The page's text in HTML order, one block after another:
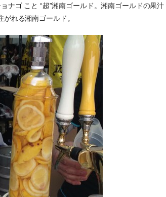
ナゴ こと “超”湘南ゴールド。湘南ゴールドの果汁
れる湘南ゴールド。